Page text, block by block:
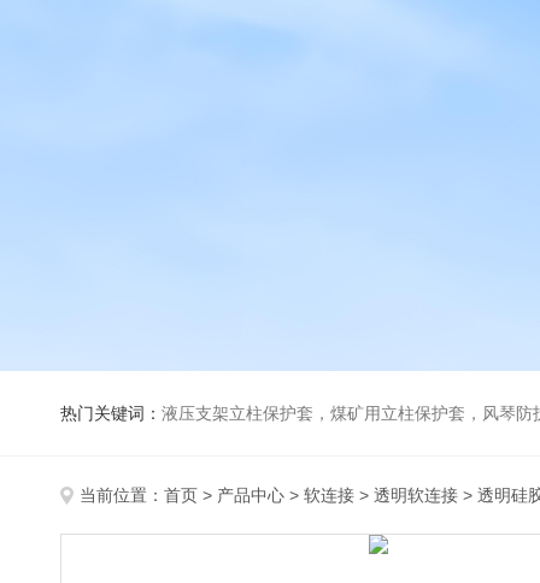
热门关键词： 液压支架立柱保护套，煤矿用立柱保护套，风琴
当前位置： 首页 > 产品中心 > 软连接 > 透明软连接 > 透明硅